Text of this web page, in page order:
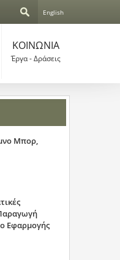
ζ
ή
τ
σ
η
English
ΚΟΙΝΩΝΙΑ
Έργα - Δράσεις
Μπορ,
Εφαρμογής